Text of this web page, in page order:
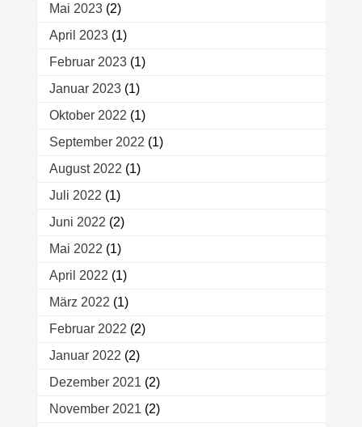
Mai 2023(2)
April 2023(1)
Februar 2023(1)
Januar 2023(1)
Oktober 2022 (1)
September 2022 (1)
August 2022 (1)
Juli 2022 (1)
Juni 2022 (2)
Mai 2022 (1)
April 2022 (1)
März 2022 (1)
Februar 2022 (2)
Januar 2022 (2)
Dezember 2021 (2)
November 2021 (2)